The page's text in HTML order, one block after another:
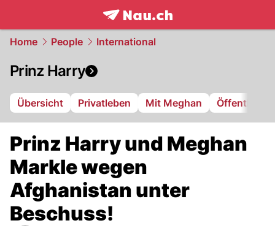
frontpage.NAU.ch
Home People International
Prinz Harry
Übersicht Privatleben Mit Meghan Öffentliche
Prinz Harry und Meghan
Markle wegen
Afghanistan unter
Beschuss!